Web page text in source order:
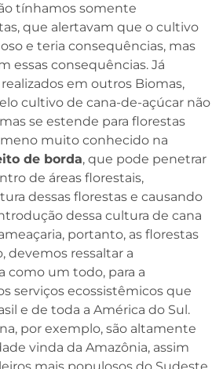
tínhamos somente
que alertavam que o cultivo
e teria consequências, mas
essas consequências. Já
em outros Biomas,
cultivo de cana-de-açúcar não
se estende para florestas
muito conhecido na
de borda, que pode penetrar
de áreas florestais,
dessas florestas e causando
dessa cultura de cana
portanto, as florestas
devemos ressaltar a
como um todo, para a
serviços ecossistêmicos que
e de toda a América do Sul.
por exemplo, são altamente
vinda da Amazônia, assim